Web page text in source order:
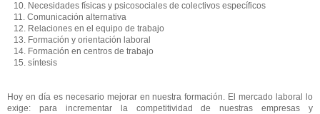
10. Necesidades físicas y psicosociales de colectivos específicos
11. Comunicación alternativa
12. Relaciones en el equipo de trabajo
13. Formación y orientación laboral
14. Formación en centros de trabajo
15. síntesis
Hoy en día es necesario mejorar en nuestra formación. El mercado laboral lo
exige: para incrementar la competitividad de nuestras empresas y